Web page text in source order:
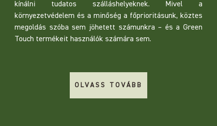
kínálni tudatos szálláshelyeknek. Mivel a
környezetvédelem és a minőség a főprioritásunk, köztes
megoldás szóba sem jöhetett számunkra – és a Green
Touch termékeit használók számára sem.
OLVASS TOVÁBB